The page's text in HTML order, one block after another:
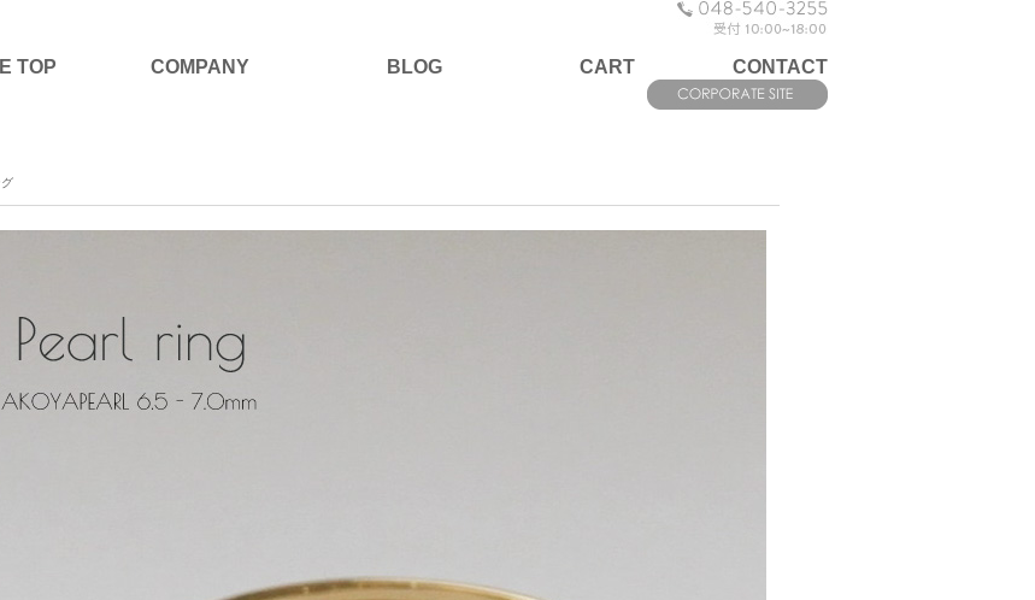
CONTACT
CART
BLOG
COMPANY
TOP
グ